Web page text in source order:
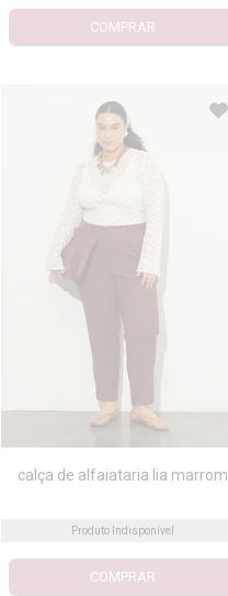
COMPRAR
calça de alfaiataria lia marrom
Produto Indisponível
COMPRAR